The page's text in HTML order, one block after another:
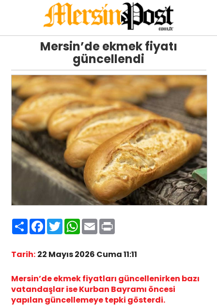
Mersin’de ekmek fiyatı
güncellendi
PaylaşFacebook
TwitterWhatsApp
EmailPrint
Tarih: 22 Mayıs 2026 Cuma 11:11
Mersin’de ekmek fiyatları güncellenirken bazı
vatandaşlar ise Kurban Bayramı öncesi
yapılan güncellemeye tepki gösterdi.